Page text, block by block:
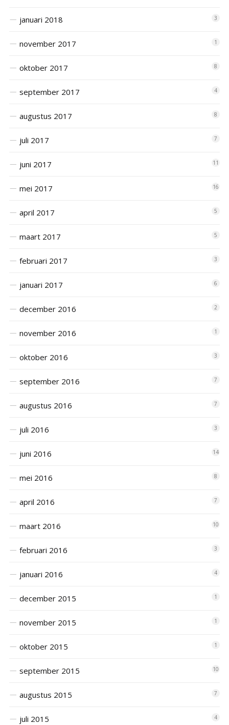
januari 2018 3
november 2017 1
oktober 2017 8
september 2017 4
augustus 2017 8
juli 2017 7
juni 2017 11
mei 2017 16
april 2017 5
maart 2017 5
februari 2017 3
januari 2017 6
december 2016 2
november 2016 1
oktober 2016 3
september 2016 7
augustus 2016 7
juli 2016 3
juni 2016 14
mei 2016 8
april 2016 7
maart 2016 10
februari 2016 3
januari 2016 4
december 2015 1
november 2015 1
oktober 2015 1
september 2015 10
augustus 2015 7
juli 2015 4